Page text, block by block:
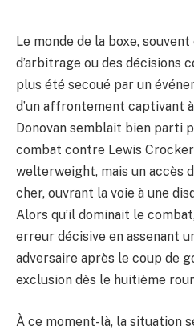
Le monde de la boxe,
d’arbitrage ou des décisions
plus été secoué par un
d’un affrontement captivant
Donovan semblait bien parti
combat contre Lewis
welterweight, mais un accès
cher, ouvrant la voie à une
Alors qu’il dominait le
erreur décisive en assenant
adversaire après le coup de
exclusion dès le huitième
À ce moment-là, la situation